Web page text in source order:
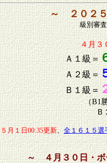
～ ２０２
級別審
４月３
Ａ１級＝
Ａ２級＝
Ｂ１級＝
（B1
Ｂ
５月１日00:35更新、全１６１５選
～ ４月３０日・